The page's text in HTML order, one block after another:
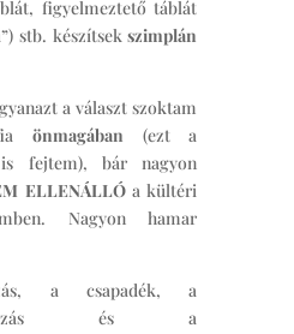
figyelmeztető táblát
stb. készítsekszimplán
a választ szoktam
önmagában (ezt a
fejtem), bár nagyon
ELLENÁLLÓa kültéri
Nagyon hamar
a csapadék, a
és a